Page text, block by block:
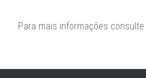
Para mais informações consulte